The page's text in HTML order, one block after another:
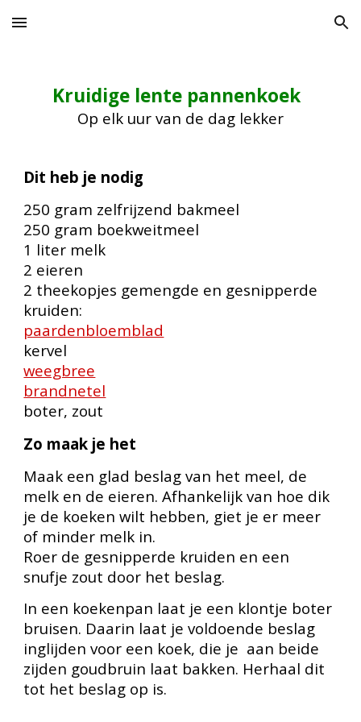
Skip to main content Skip to navigation
Kruidige lente pannenkoek
Op elk uur van de dag lekker
Dit heb je nodig
250 gram zelfrijzend bakmeel
250 gram boekweitmeel
1 liter melk
2 eieren
2 theekopjes gemengde en gesnipperde
kruiden:
paardenbloemblad
kervel
weegbree
brandnetel
boter, zout
Zo maak je het
Maak een glad beslag van het meel, de
melk en de eieren. Afhankelijk van hoe dik
je de koeken wilt hebben, giet je er meer
of minder melk in.
Roer de gesnipperde kruiden en een
snufje zout door het beslag.
In een koekenpan laat je een klontje boter
bruisen. Daarin laat je voldoende beslag
inglijden voor een koek, die je aan beide
zijden goudbruin laat bakken. Herhaal dit
tot het beslag op is.